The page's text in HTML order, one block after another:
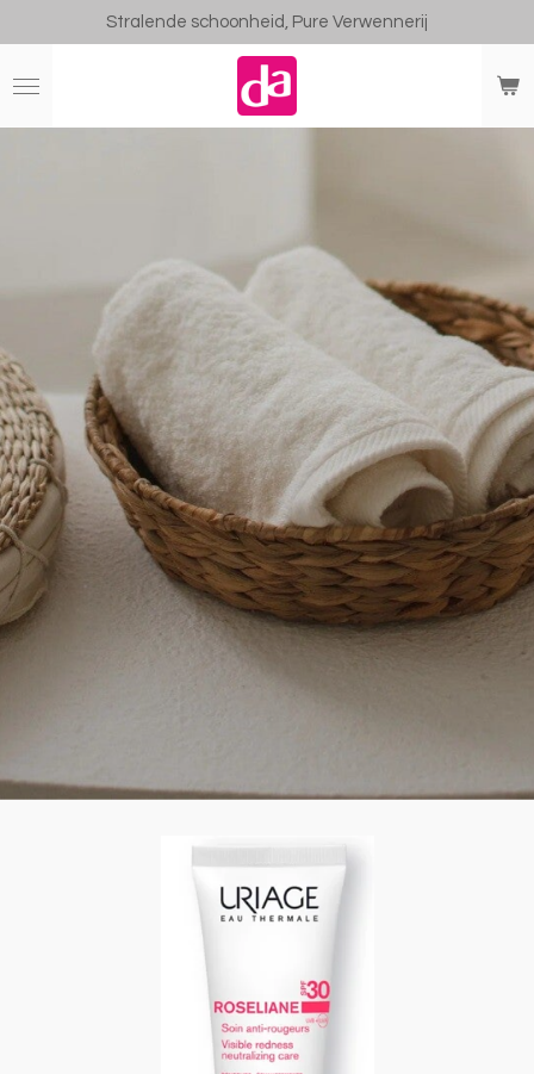
direct
naar
hoofdinhoud
Stralende schoonheid, Pure Verwennerij